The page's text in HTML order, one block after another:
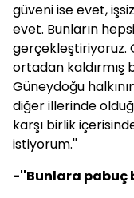
güveni ise evet,
evet. Bunların
gerçekleştiriyoruz.
ortadan kaldırmış
Güneydoğu
diğer illerinde
karşı birlik
istiyorum.''
-''Bunlara pabuç